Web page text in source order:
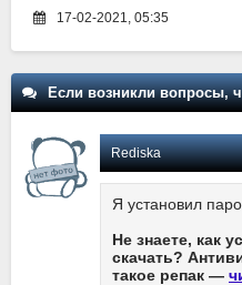
17-02-2021, 05:35
Если возникли вопросы,
Rediska
Я установил
Не знаете, как
скачать?
такое репак —